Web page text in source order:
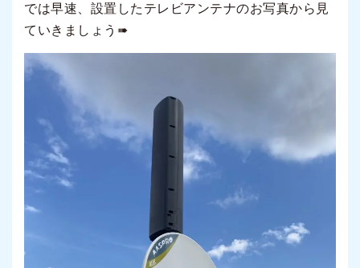
では早速、設置したテレビアンテナのお写真から見
ていきましょう ➠